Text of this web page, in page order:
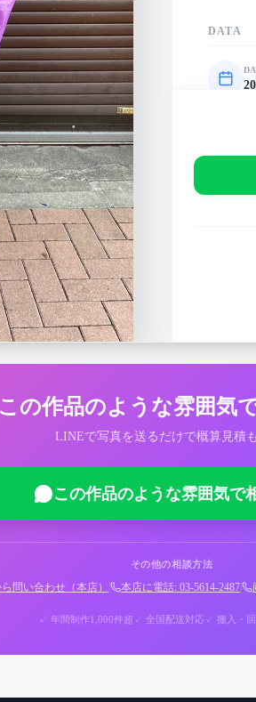
DATA
この作品のような雰囲気
LINEで写真を送るだけで概算見積
この作品のような雰囲気で
その他の相談方法
ら問い合わせ（本店） 本店に電話: 03-5614-2487
✓ 年間制作1,000件超 ✓ 全国配送対応✓ 搬入・